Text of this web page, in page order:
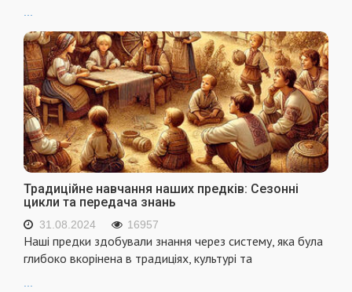
Традиційне навчання наших предків: Сезонні
цикли та передача знань
31.08.2024 16957
Наші предки здобували знання через систему, яка була
глибоко вкорінена в традиціях, культурі та